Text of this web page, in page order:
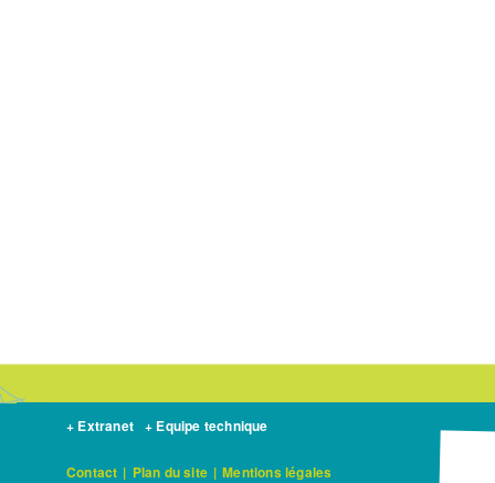
+ Extranet + Equipe technique
Contact | Plan du site | Mentions légales